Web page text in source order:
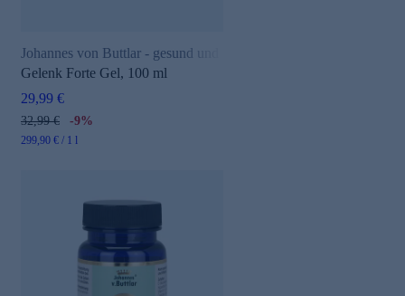
Johannes von Buttlar - gesund und aktiv
Gelenk Forte Gel, 100 ml
29,99 €
32,99 € -9%
299,90 € / 1 l